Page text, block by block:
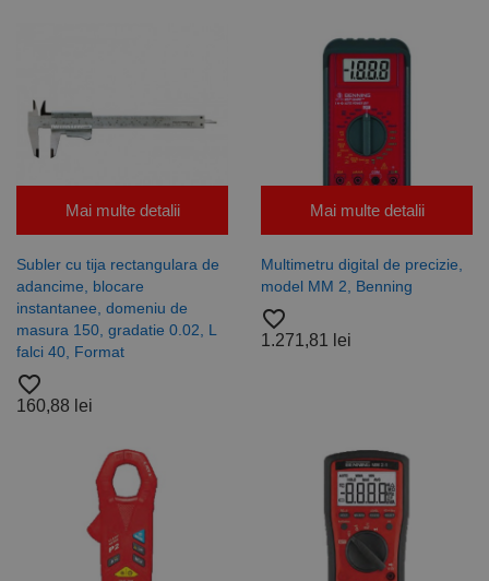
Mai multe detalii
Subler cu tija rectangulara de
adancime, blocare
instantanee, domeniu de
masura 150, gradatie 0.02, L
falci 40, Format
favorite_border
160,88 lei
Mai multe detalii
Multimetru digital de precizie,
model MM 2, Benning
favorite_border
1.271,81 lei